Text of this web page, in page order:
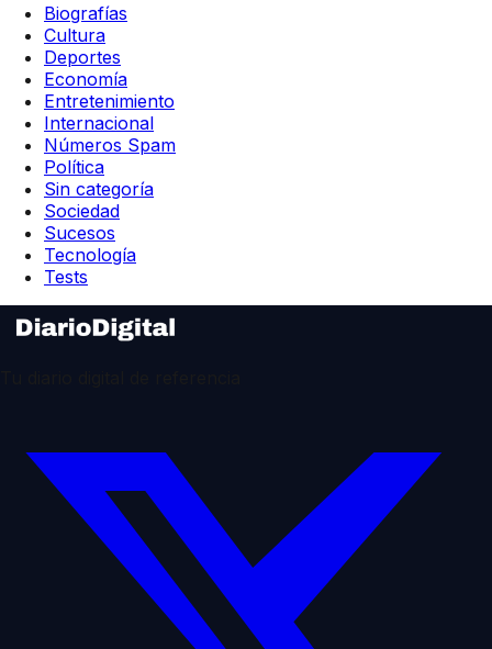
Biografías
Cultura
Deportes
Economía
Entretenimiento
Internacional
Números Spam
Política
Sin categoría
Sociedad
Sucesos
Tecnología
Tests